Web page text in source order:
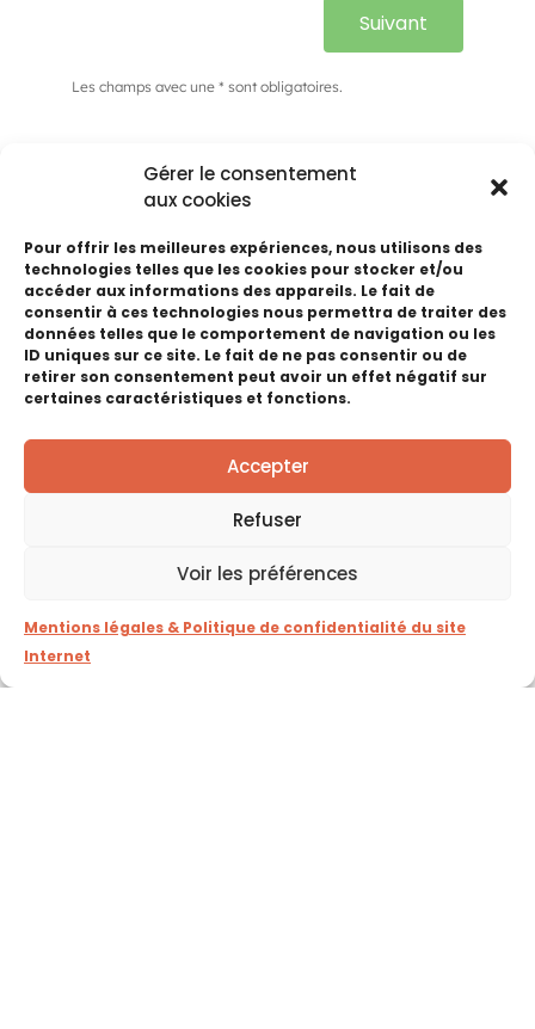
Gérer le consentement
aux cookies
Pour offrir les meilleures expériences, nous utilisons des
technologies telles que les cookies pour stocker et/ou
accéder aux informations des appareils. Le fait de
consentir à ces technologies nous permettra de traiter des
données telles que le comportement de navigation ou les
ID uniques sur ce site. Le fait de ne pas consentir ou de
retirer son consentement peut avoir un effet négatif sur
certaines caractéristiques et fonctions.
Accepter
Refuser
Voir les préférences
Mentions légales & Politique de confidentialité du site
Internet
Suivant
Les champs avec une * sont obligatoires.
Documents
téléchargeables
ASSURANCE MICROPOLIS HAUTE FOIRE 2025
Voir dans le navigateur
Télécharger le document
14 Mo
2025